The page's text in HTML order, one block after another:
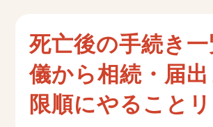
死亡後の手続き
儀から相続・届
限順にやること